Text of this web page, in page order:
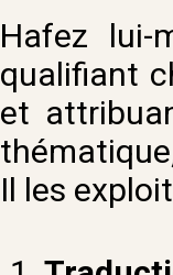
Hafez lui-
qualifiant
et
Il les